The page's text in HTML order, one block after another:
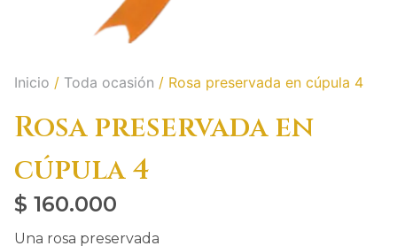
Inicio / Toda ocasión / Rosa preservada en cúpula 4
Rosa preservada en
cúpula 4
$ 160.000
Una rosa preservada